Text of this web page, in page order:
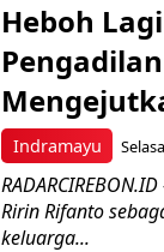
Indramayu
Heboh
Ririn Rifanto
keluarga...